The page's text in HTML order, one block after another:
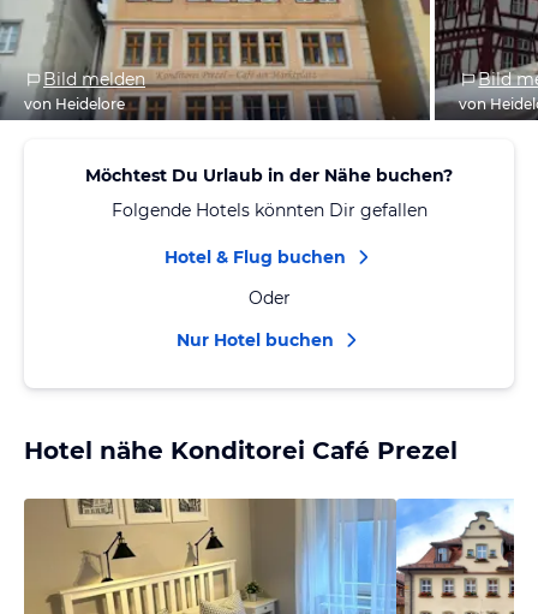
Bild melden
von Heidelore
Bild
von
Möchtest Du Urlaub in der Nähe buchen?
Folgende Hotels könnten Dir gefallen
Hotel & Flug buchen
Oder
Nur Hotel buchen
Hotel nähe Konditorei Café Prezel